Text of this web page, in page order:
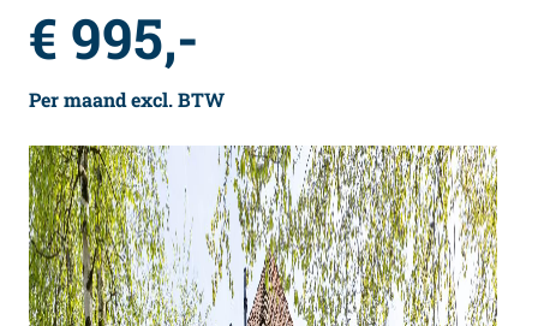
€ 995,-
Per maand excl. BTW